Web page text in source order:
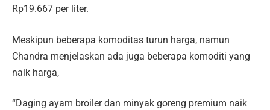
Rp19.667 per liter.
Meskipun beberapa komoditas turun harga, namun
Chandra menjelaskan ada juga beberapa komoditi yang
naik harga,
“Daging ayam broiler dan minyak goreng premium naik